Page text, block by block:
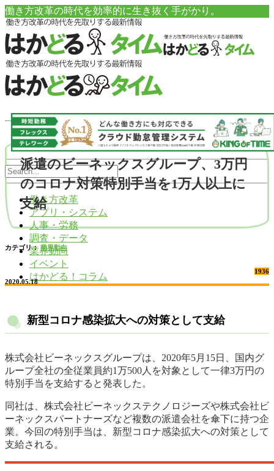
働き方改革の時代を効率的に生き抜く手がかり。
働き方改革
アプリ・システム
人事・労務
調査・データ
業界動向
イベント
はかどる！コラム
派遣のビーネックスグループ、3万円
のコロナ対策特別手当を1万人以上に
支給
カテゴリ： 業界動向
1936
2020.05.18
新型コロナ感染拡大への対策として支給
株式会社ビーネックスグループは、2020年5月15日、国内グ
ループ全社の全従業員約1万500人を対象として一律3万円の
特別手当を支給すると発表した。
同社は、株式会社ビーネックステクノロジーズや株式会社ビ
ーネックスパートナーズなど複数の派遣会社を傘下に持つ企
業。今回の特別手当は、新型コロナ感染拡大への対策として
支給される。